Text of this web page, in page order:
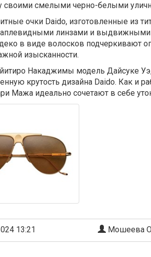
своими смелыми черно-белыми
очки Daido, изготовленные из
линзами и
в виде волосков подчеркивают
изысканности.
Накаджимы модель Дайсуке
крутость дизайна Daido. Как и
Мажа идеально сочетают в себе
13:21 Мошеева